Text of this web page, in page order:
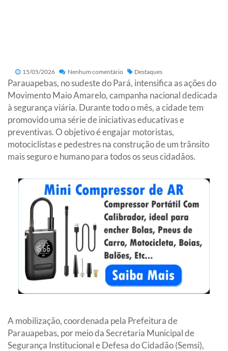
15/05/2026 Nenhum comentário Destaques
Parauapebas, no sudeste do Pará, intensifica as ações do
Movimento Maio Amarelo, campanha nacional dedicada
à segurança viária. Durante todo o mês, a cidade tem
promovido uma série de iniciativas educativas e
preventivas. O objetivo é engajar motoristas,
motociclistas e pedestres na construção de um trânsito
mais seguro e humano para todos os seus cidadãos.
A mobilização, coordenada pela Prefeitura de
Parauapebas, por meio da Secretaria Municipal de
Segurança Institucional e Defesa do Cidadão (Semsi),